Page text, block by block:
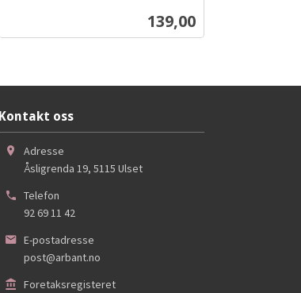
Pris
139,00
Kontakt oss
Adresse
Åsligrenda 19, 5115 Ulset
Telefon
92 69 11 42
E-postadresse
post@arbant.no
Foretaksregisteret